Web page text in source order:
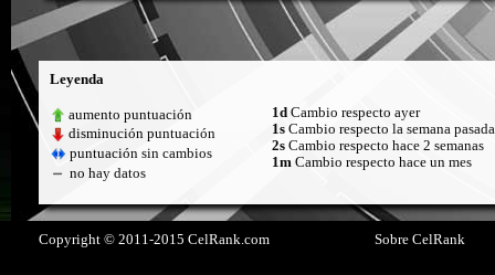
Leyenda
aumento puntuación
disminución puntuación
puntuación sin cambios
no hay datos
1d Cambio respecto ayer
1s Cambio respecto la semana pasada
2s Cambio respecto hace 2 semanas
1m Cambio respecto hace un mes
Copyright © 2011-2015 CelRank.com Sobre CelRank